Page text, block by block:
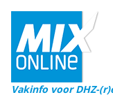
Vakinfo voor DHZ-
Home
Magazines